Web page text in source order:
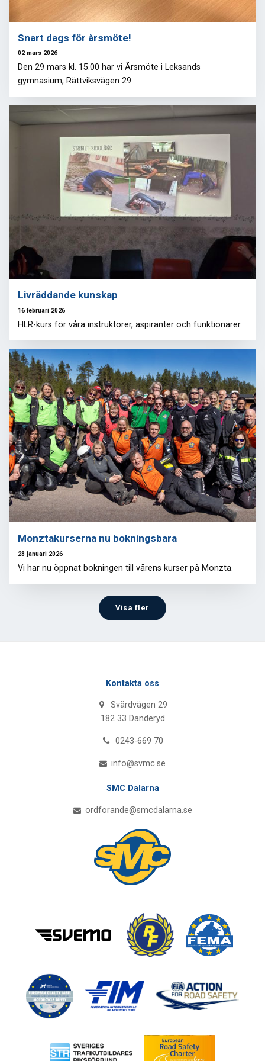
Snart dags för årsmöte!
02 mars 2026
Den 29 mars kl. 15.00 har vi Årsmöte i Leksands
gymnasium, Rättviksvägen 29
Livräddande kunskap
16 februari 2026
HLR-kurs för våra instruktörer, aspiranter och funktionärer.
Monztakurserna nu bokningsbara
28 januari 2026
Vi har nu öppnat bokningen till vårens kurser på Monzta.
Visa fler
Kontakta oss
Svärdvägen 29
182 33 Danderyd
0243-669 70
info@svmc.se
SMC Dalarna
ordforande@smcdalarna.se